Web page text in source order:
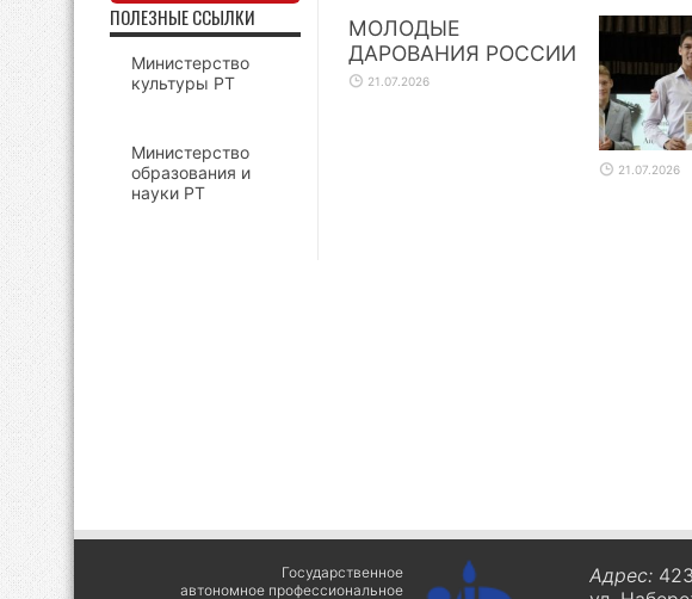
МОЛОДЫЕ
ДАРОВАНИЯ РОССИИ
21.07.2026
21.07.2026
ПОЛЕЗНЫЕ ССЫЛКИ
Министерство
культуры РТ
Министерство
образования и
науки РТ
Государственное
автономное профессиональное
Адрес: